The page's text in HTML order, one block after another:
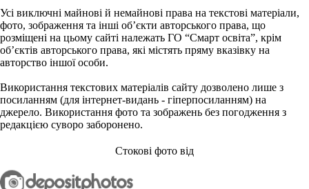
Усі виключні майнові й немайнові права на текстові матеріали,
фото, зображення та інші об’єкти авторського права, що
розміщені на цьому сайті належать ГО “Смарт освіта”, крім
об’єктів авторського права, які містять пряму вказівку на
авторство іншої особи.
Використання текстових матеріалів сайту дозволено лише з
посиланням (для інтернет-видань - гіперпосиланням) на
джерело. Використання фото та зображень без погодження з
редакцією суворо заборонено.
Стокові фото від